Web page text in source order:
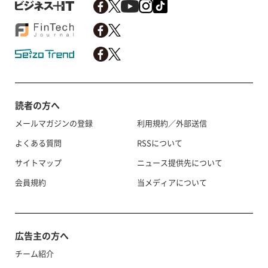
読者の方へ
メールマガジンの登録
よくある質問
サイトマップ
会員規約
利用規約／外部送信
RSSについて
ニュース提供先について
当メディアについて
広告主の方へ
チーム紹介